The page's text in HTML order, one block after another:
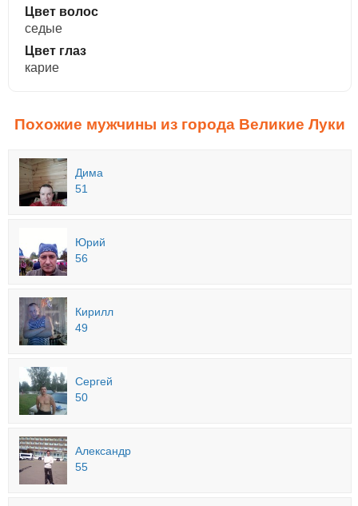
Цвет волос
седые
Цвет глаз
карие
Похожие мужчины из города Великие Луки
Дима
51
Юрий
56
Кирилл
49
Сергей
50
Александр
55